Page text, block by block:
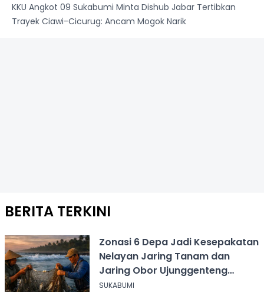
KKU Angkot 09 Sukabumi Minta Dishub Jabar Tertibkan
Trayek Ciawi-Cicurug: Ancam Mogok Narik
BERITA TERKINI
Zonasi 6 Depa Jadi Kesepakatan
Nelayan Jaring Tanam dan
Jaring Obor Ujunggenteng
Sukabumi
SUKABUMI